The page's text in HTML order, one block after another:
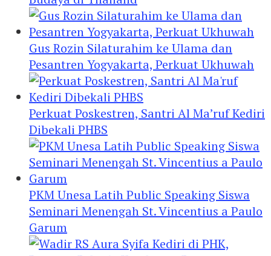
Gus Rozin Silaturahim ke Ulama dan
Pesantren Yogyakarta, Perkuat Ukhuwah
Perkuat Poskestren, Santri Al Ma’ruf Kediri
Dibekali PHBS
PKM Unesa Latih Public Speaking Siswa
Seminari Menengah St. Vincentius a Paulo
Garum